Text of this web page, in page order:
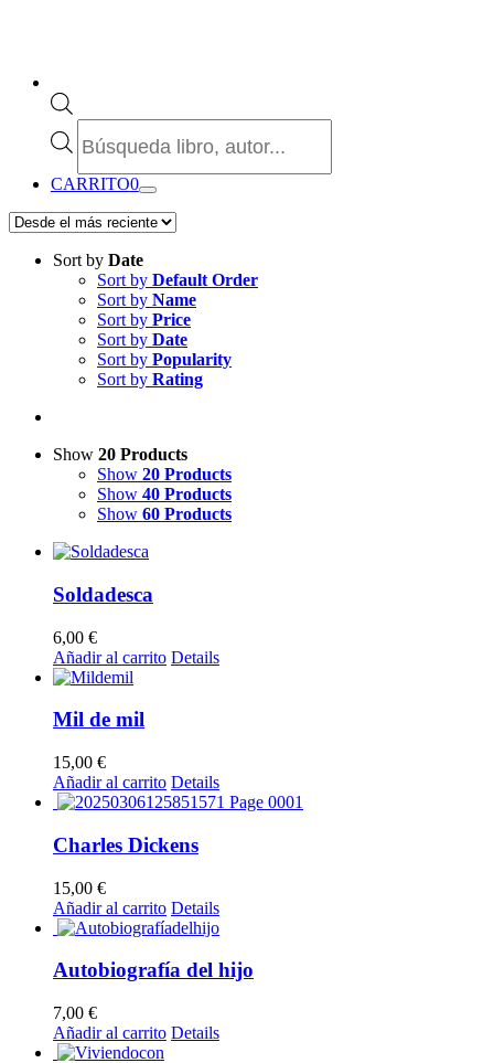
de
CARRITO0
Sort by Date
Sort by Default Order
Sort by Name
Sort by Price
Sort by Date
Sort by Popularity
Sort by Rating
Show 20 Products
Show 20 Products
Show 40 Products
Show 60 Products
Soldadesca
6,00 €
Añadir al carrito Details
Mil de mil
15,00 €
Añadir al carrito Details
Charles Dickens
15,00 €
Añadir al carrito Details
Autobiografía del hijo
7,00 €
Añadir al carrito Details